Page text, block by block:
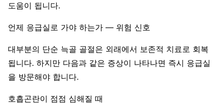
도움이 됩니다.
언제 응급실로 가야 하는가 — 위험 신호
대부분의 단순 늑골 골절은 외래에서 보존적 치료로 회복
됩니다. 하지만 다음과 같은 증상이 나타나면 즉시 응급실
을 방문해야 합니다.
호흡곤란이 점점 심해질 때